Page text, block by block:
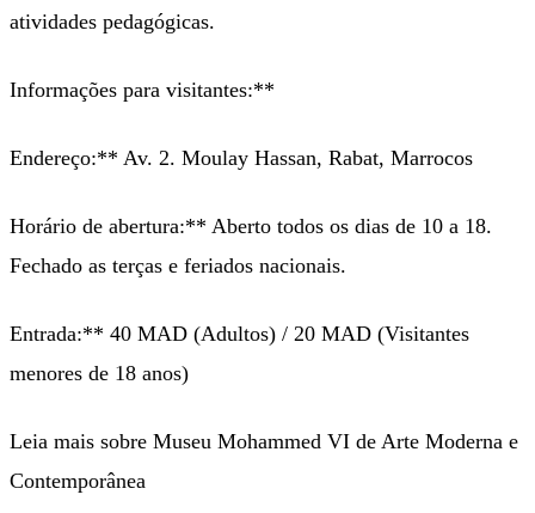
atividades pedagógicas.
Informações para visitantes:**
Endereço:** Av. 2. Moulay Hassan, Rabat, Marrocos
Horário de abertura:** Aberto todos os dias de 10 a 18.
Fechado as terças e feriados nacionais.
Entrada:** 40 MAD (Adultos) / 20 MAD (Visitantes
menores de 18 anos)
Leia mais sobre Museu Mohammed VI de Arte Moderna e
Contemporânea